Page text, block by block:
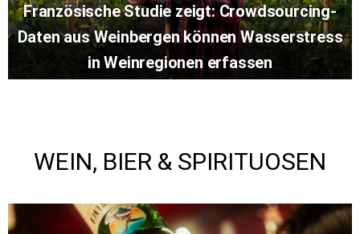
Französische Studie zeigt: Crowdsourcing-
Daten aus Weinbergen können Wasserstress
in Weinregionen erfassen
WEIN, BIER & SPIRITUOSEN